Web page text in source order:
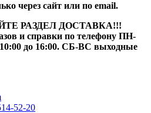
через сайт или по email.
РАЗДЕЛ ДОСТАВКА!!!
и справки по телефону ПН-
до 16:00. СБ-ВС выходные
52-20